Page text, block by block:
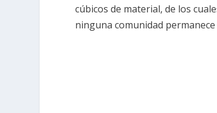
cúbicos de material, de los
ninguna comunidad